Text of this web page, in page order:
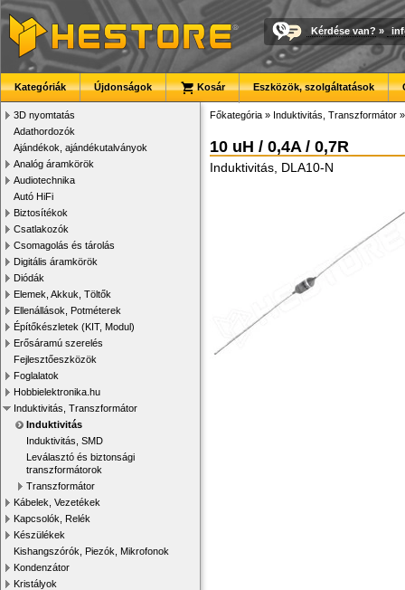
Kérdése van? »
Kategóriák Újdonságok Kosár Eszközök, szolgáltatások
3D nyomtatás
Adathordozók
Ajándékok, ajándékutalványok
Analóg áramkörök
Audiotechnika
Autó HiFi
Biztosítékok
Csatlakozók
Csomagolás és tárolás
Digitális áramkörök
Diódák
Elemek, Akkuk, Töltők
Ellenállások, Potméterek
Építőkészletek (KIT, Modul)
Erősáramú szerelés
Fejlesztőeszközök
Foglalatok
Hobbielektronika.hu
Induktivitás, Transzformátor
Induktivitás
Induktivitás, SMD
Leválasztó és biztonsági
transzformátorok
Transzformátor
Kábelek, Vezetékek
Kapcsolók, Relék
Készülékek
Kishangszórók, Piezók, Mikrofonok
Kondenzátor
Kristályok
Főkategória » Induktivitás, Transzformátor
10 uH / 0,4A / 0,7R
Induktivitás, DLA10-N